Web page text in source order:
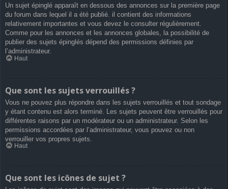
Un sujet épinglé apparaît en dessous des annonces sur la première page
du forum dans lequel il a été publié. il contient des informations
relativement importantes et vous devez le consulter régulièrement.
Comme pour les annonces et les annonces globales, la possibilité de
publier des sujets épinglés dépend des permissions définies par
l’administrateur.
Haut
Que sont les sujets verrouillés ?
Vous ne pouvez plus répondre dans les sujets verrouillés et tout sondage
y étant contenu est alors terminé. Les sujets peuvent être verrouillés pour
différentes raisons par un modérateur ou un administrateur. Selon les
permissions accordées par l’administrateur, vous pouvez ou non
verrouiller vos propres sujets.
Haut
Que sont les icônes de sujet ?